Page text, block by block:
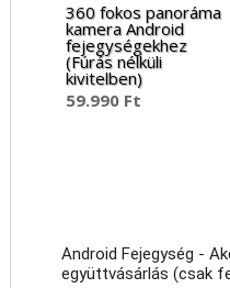
360 fokos panoráma
kamera Android
fejegységekhez
(Fúrás nélküli
kivitelben)
59.990 Ft